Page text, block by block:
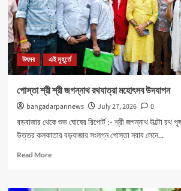
উৎসব এই মুহূর্তে
পোস্তা শ্রী শ্রী জগন্নাথ রথযাত্রা মহোৎসব উদযাপন
bangadarpannews July 27, 2026
0
বড়বাজার থেকে শুভ ঘোষের রিপোর্ট :- শ্রী জগন্নাথ উল্টো রথ
উত্তর কলকাতার বড়বাজার সংলগ্ন পোস্তা নবাব লেনে...
Read MoreRead
পোস্তা